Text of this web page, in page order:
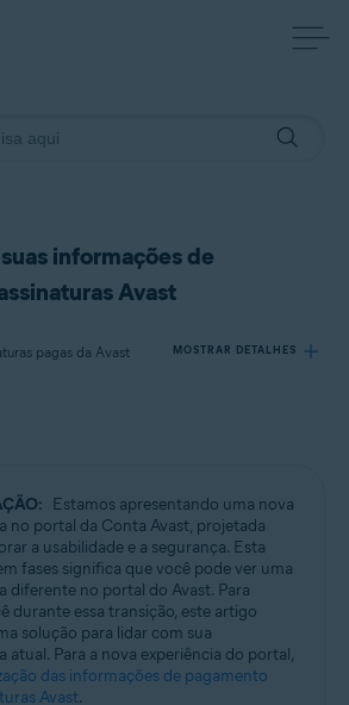
informações de
Avast
pagas da Avast MOSTRAR DETALHES
compatíveis
Estamos apresentando uma nova
no portal da Conta Avast, projetada
a usabilidade e a segurança. Esta
fases significa que você pode ver uma
diferente no portal do Avast. Para
durante essa transição, este artigo
solução para lidar com sua
atual. Para a nova experiência do portal,
das informações de pagamento
Avast.